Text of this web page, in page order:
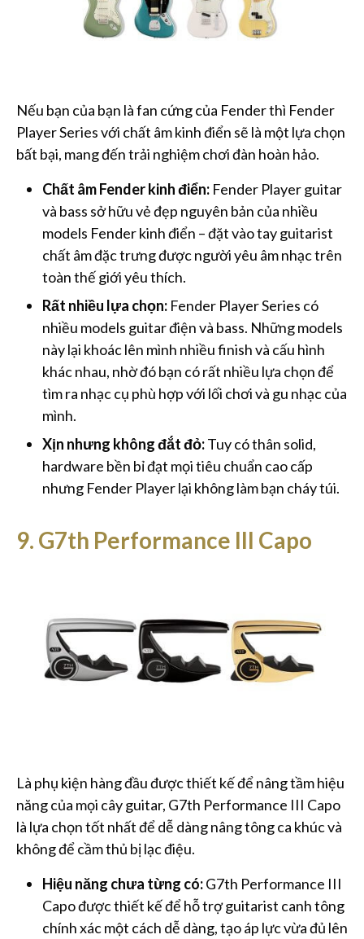
Nếu bạn của bạn là fan cứng của Fender thì Fender
Player Series với chất âm kinh điển sẽ là một lựa chọn
bất bại, mang đến trải nghiệm chơi đàn hoàn hảo.
Chất âm Fender kinh điển: Fender Player guitar
và bass sở hữu vẻ đẹp nguyên bản của nhiều
models Fender kinh điển – đặt vào tay guitarist
chất âm đặc trưng được người yêu âm nhạc trên
toàn thế giới yêu thích.
Rất nhiều lựa chọn: Fender Player Series có
nhiều models guitar điện và bass. Những models
này lại khoác lên mình nhiều finish và cấu hình
khác nhau, nhờ đó bạn có rất nhiều lựa chọn để
tìm ra nhạc cụ phù hợp với lối chơi và gu nhạc của
mình.
Xịn nhưng không đắt đỏ:Tuy có thân solid,
hardware bền bỉ đạt mọi tiêu chuẩn cao cấp
nhưng Fender Player lại không làm bạn cháy túi.
9. G7th Performance III Capo
Là phụ kiện hàng đầu được thiết kế để nâng tầm hiệu
năng của mọi cây guitar, G7th Performance III Capo
là lựa chọn tốt nhất để dễ dàng nâng tông ca khúc và
không để cầm thủ bị lạc điệu.
Hiệu năng chưa từng có:G7th Performance III
Capo được thiết kế để hỗ trợ guitarist canh tông
chính xác một cách dễ dàng, tạo áp lực vừa đủ lên